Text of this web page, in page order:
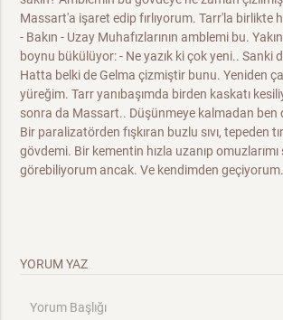
Massart'a işaret edip fırlıyorum. Tarr'la birlikte
- Bakın - Uzay Muhafızlarının amblemi bu.
boynu bükülüyor: - Ne yazık ki çok yeni.. Sanki
Hatta belki de Gelma çizmiştir bunu. Yeniden
yüreğim. Tarr yanıbaşımda birden kaskatı
sonra da Massart.. Düşünmeye kalmadan ben
Bir paralizatörden fışkıran buzlu sıvı, tepeden
gövdemi. Bir kementin hızla uzanıp omuzlarımı
görebiliyorum ancak. Ve kendimden
YORUM YAZ
Yorum Başlığı